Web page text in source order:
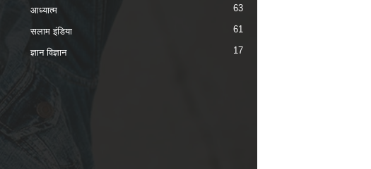
आध्यात्म 63
सलाम इंडिया 61
ज्ञान विज्ञान 17